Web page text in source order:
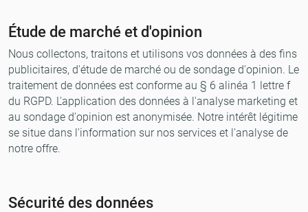
Étude de marché et d'opinion
Nous collectons, traitons et utilisons vos données à des fins
publicitaires, d'étude de marché ou de sondage d'opinion. Le
traitement de données est conforme au § 6 alinéa 1 lettre f
du RGPD. L'application des données à l'analyse marketing et
au sondage d'opinion est anonymisée. Notre intérêt légitime
se situe dans l'information sur nos services et l'analyse de
notre offre.
Sécurité des données